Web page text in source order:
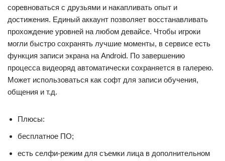
соревноваться с друзьями и накапливать опыт и
достижения. Единый аккаунт позволяет восстанавливать
прохождение уровней на любом девайсе. Чтобы игроки
могли быстро сохранять лучшие моменты, в сервисе есть
функция записи экрана на Android. По завершению
процесса видеоряд автоматически сохраняется в галерею.
Может использоваться как софт для записи обучения,
общения и т.д.
Плюсы:
бесплатное ПО;
есть селфи-режим для съемки лица в дополнительном